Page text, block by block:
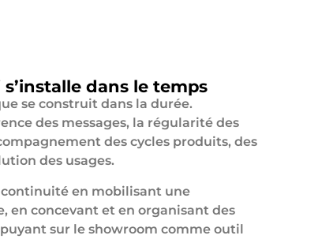
dans le temps
se construit dans la durée.
des messages, la régularité des
des cycles produits, des
des usages.
en mobilisant une
en concevant et en organisant des
sur le showroom comme outil